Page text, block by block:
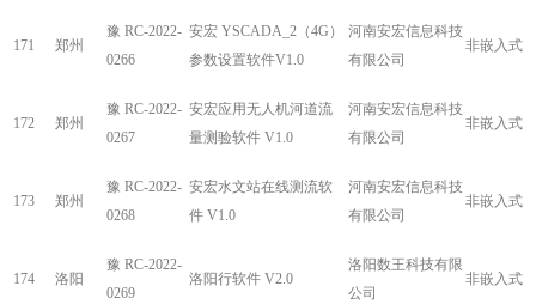
171 郑州
豫 RC-2022-
0266
安宏 YSCADA_2（4G）
参数设置软件V1.0
河南安宏信息科技
有限公司
非嵌入式
172 郑州
豫 RC-2022-
0267
安宏应用无人机河道流
量测验软件 V1.0
河南安宏信息科技
有限公司
非嵌入式
173 郑州
豫 RC-2022-
0268
安宏水文站在线测流软
件 V1.0
河南安宏信息科技
有限公司
非嵌入式
174 洛阳
豫 RC-2022-
0269
洛阳行软件 V2.0
洛阳数王科技有限
公司
非嵌入式